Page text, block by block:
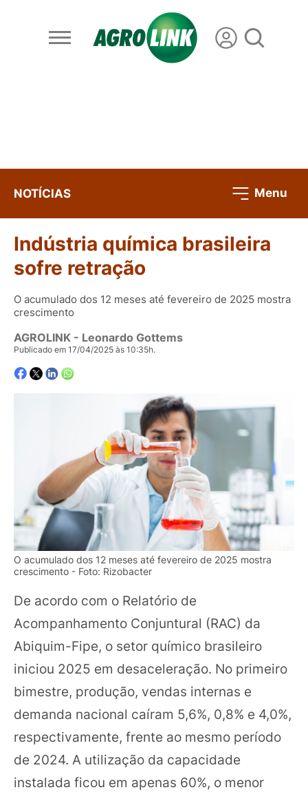
NOTÍCIAS Menu
Indústria química brasileira
sofre retração
O acumulado dos 12 meses até fevereiro de 2025 mostra
crescimento
AGROLINK - Leonardo Gottems
Publicado em 17/04/2025 às 10:35h.
O acumulado dos 12 meses até fevereiro de 2025 mostra
crescimento - Foto: Rizobacter
De acordo com o Relatório de
Acompanhamento Conjuntural (RAC) da
Abiquim-Fipe, o setor químico brasileiro
iniciou 2025 em desaceleração. No primeiro
bimestre, produção, vendas internas e
demanda nacional caíram 5,6%, 0,8% e 4,0%,
respectivamente, frente ao mesmo período
de 2024. A utilização da capacidade
instalada ficou em apenas 60%, o menor